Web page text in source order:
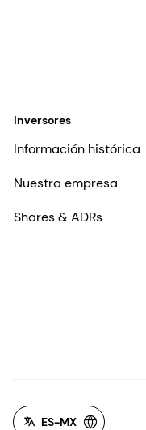
Inversores
Información histórica
Nuestra empresa
Shares & ADRs
ES-MX